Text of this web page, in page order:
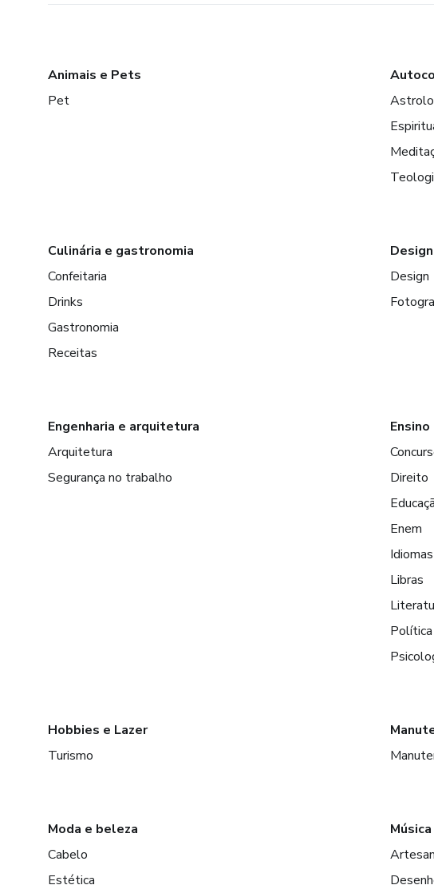
Animais e Pets
Pet
Culinária e gastronomia
Confeitaria
Drinks
Gastronomia
Receitas
Design
Engenharia e arquitetura
Arquitetura
Segurança no trabalho
Direito
Enem
Idiomas
Libras
Política
Hobbies e Lazer
Turismo
Moda e beleza
Cabelo
Estética